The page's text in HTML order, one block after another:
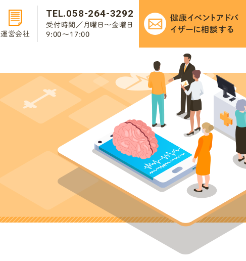
運営会社
TEL.058-264-3292
受付時間／月曜日～金曜日
9:00～17:00
健康イベントアドバ
イザーに相談する